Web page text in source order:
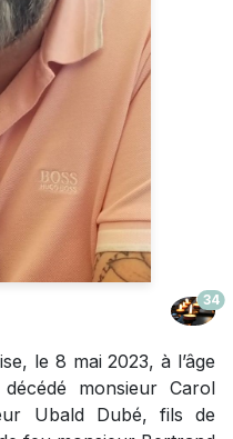
34
le 8 mai 2023, à l’âge
monsieur Carol
Ubald Dubé, fils de